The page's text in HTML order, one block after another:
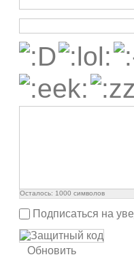
Осталось: 1000 символов
Подписаться на
Обновить